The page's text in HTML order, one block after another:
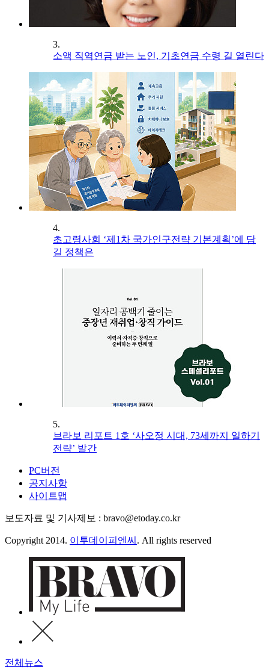
3.
소액 직역연금 받는 노인, 기초연금 수령 길 열린다
4.
초고령사회 ‘제1차 국가인구전략 기본계획’에 담
길 정책은
5.
브라보 리포트 1호 ‘사오정 시대, 73세까지 일하기
전략’ 발간
PC버전
공지사항
사이트맵
보도자료 및 기사제보 : bravo@etoday.co.kr
Copyright 2014. 이투데이피엔씨 . All rights reserved
전체뉴스